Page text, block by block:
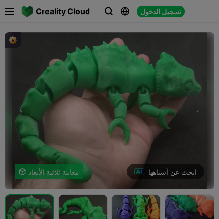
Creality Cloud   تسجيل الدخول
 
 معاينة ثلاثية الأبعاد ابحث عن أشباهها